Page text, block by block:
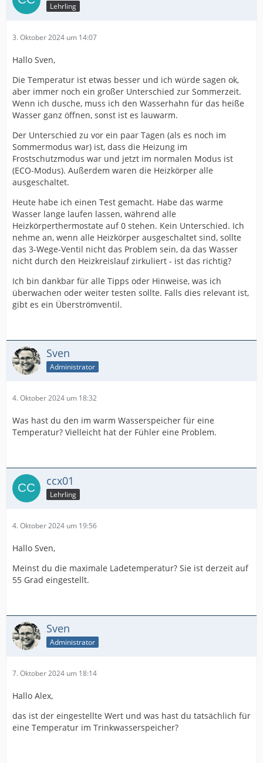
Lehrling
3. Oktober 2024 um 14:07
Hallo Sven,
Die Temperatur ist etwas besser und ich würde sagen ok,
aber immer noch ein großer Unterschied zur Sommerzeit.
Wenn ich dusche, muss ich den Wasserhahn für das heiße
Wasser ganz öffnen, sonst ist es lauwarm.
Der Unterschied zu vor ein paar Tagen (als es noch im
Sommermodus war) ist, dass die Heizung im
Frostschutzmodus war und jetzt im normalen Modus ist
(ECO-Modus). Außerdem waren die Heizkörper alle
ausgeschaltet.
Heute habe ich einen Test gemacht. Habe das warme
Wasser lange laufen lassen, während alle
Heizkörperthermostate auf 0 stehen. Kein Unterschied. Ich
nehme an, wenn alle Heizkörper ausgeschaltet sind, sollte
das 3-Wege-Ventil nicht das Problem sein, da das Wasser
nicht durch den Heizkreislauf zirkuliert - ist das richtig?
Ich bin dankbar für alle Tipps oder Hinweise, was ich
überwachen oder weiter testen sollte. Falls dies relevant ist,
gibt es ein Überströmventil.
Sven
Administrator
4. Oktober 2024 um 18:32
Was hast du den im warm Wasserspeicher für eine
Temperatur? Vielleicht hat der Fühler eine Problem.
ccx01
Lehrling
4. Oktober 2024 um 19:56
Hallo Sven,
Meinst du die maximale Ladetemperatur? Sie ist derzeit auf
55 Grad eingestellt.
Sven
Administrator
7. Oktober 2024 um 18:14
Hallo Alex,
das ist der eingestellte Wert und was hast du tatsächlich für
eine Temperatur im Trinkwasserspeicher?